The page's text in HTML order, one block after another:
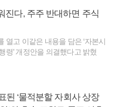
열고 이같은 내용을 담은 ‘자본시
령’ 개정안을 의결했다고 밝혔
된 ‘물적분할 자회사 상장